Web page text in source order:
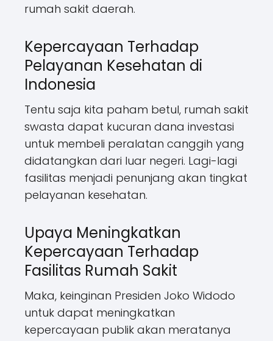
rumah sakit daerah.
Kepercayaan Terhadap
Pelayanan Kesehatan di
Indonesia
Tentu saja kita paham betul, rumah sakit
swasta dapat kucuran dana investasi
untuk membeli peralatan canggih yang
didatangkan dari luar negeri. Lagi-lagi
fasilitas menjadi penunjang akan tingkat
pelayanan kesehatan.
Upaya Meningkatkan
Kepercayaan Terhadap
Fasilitas Rumah Sakit
Maka, keinginan Presiden Joko Widodo
untuk dapat meningkatkan
kepercayaan publik akan meratanya